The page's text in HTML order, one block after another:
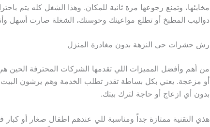
مخابئها، وتمنع رجوعها مرة ثانية للمكان. وهذا الشغل كله يتم
دواليب المطبخ أو تطلع مواعينك وحوستك، الشغلة صارت أسهل
رش حشرات حي النزهة بدون مغادرة المنزل
من أهم وأفضل المميزات اللي تقدمها الشركات المحترفة الحين
أو مزعجة. يعني بكل بساطة تقدر تطلب الخدمة وهم يرشون
بدون أي ازعاج أو حاجة لترك بيتك.
هذي التقنية ممتازة جداً ومناسبة للي عندهم اطفال صغار أو